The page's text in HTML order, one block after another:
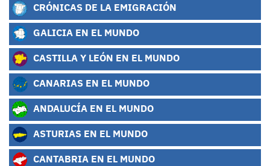
CRÓNICAS DE LA EMIGRACIÓN
GALICIA EN EL MUNDO
CASTILLA Y LEÓN EN EL MUNDO
CANARIAS EN EL MUNDO
ANDALUCÍA EN EL MUNDO
ASTURIAS EN EL MUNDO
CANTABRIA EN EL MUNDO